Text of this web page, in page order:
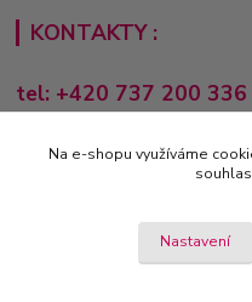
KONTAKTY :
tel: +420 737 200 336
Pondělí-Pátek: 8 - 17 hodin
obchod@e-sporting.cz
Na e-shopu využíváme
Nastavení